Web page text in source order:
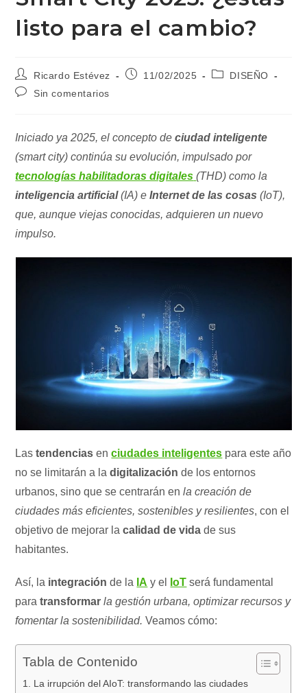
listo para el cambio?
Autor
de
la
Ricardo Estévez
Publicación
11/02/2025
Categoría
DISEÑO
Comentarios
Sin comentarios
Iniciado ya 2025, el concepto deciudad inteligente
(smart city) continúa su evolución, impulsado por
tecnologías habilitadoras digitales (THD) como la
inteligencia artificial(IA) eInternet de las cosas (IoT),
que, aunque viejas conocidas, adquieren un nuevo
impulso.
Lastendencias enciudades inteligentes para este año
no se limitarán a ladigitalización de los entornos
urbanos, sino que se centrarán enla creación de
ciudades más eficientes, sostenibles y resilientes, con el
objetivo de mejorar lacalidad de vida de sus
habitantes.
Así, la integración de la IA y el IoT será fundamental
para transformar la gestión urbana, optimizar recursos y
fomentar la sostenibilidad. Veamos cómo:
Tabla de Contenido
1. La irrupción del AIoT: transformando las ciudades